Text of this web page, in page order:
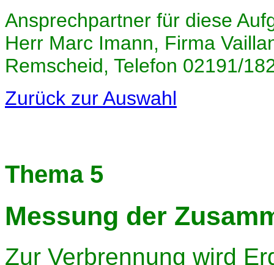
Ansprechpartner für diese
Herr Marc Imann, Firma
Remscheid, Telefon 02191/
Zurück zur Auswahl
Thema 5
Messung der
Zur Verbrennung wird